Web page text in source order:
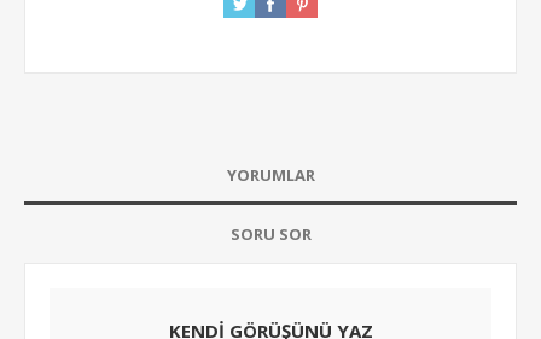
YORUMLAR
SORU SOR
KENDI GÖRÜŞÜNÜ YAZ